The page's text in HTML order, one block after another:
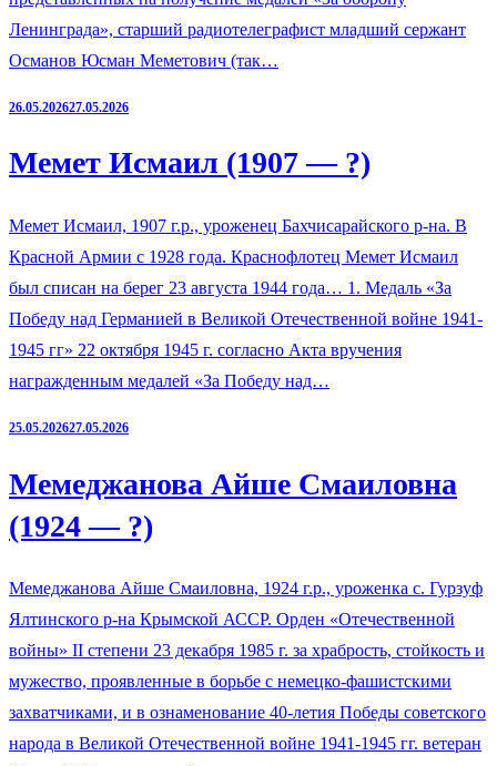
Ленинграда», старший радиотелеграфист младший сержант
Османов Юсман Меметович (так…
26.05.202627.05.2026
Мемет Исмаил (1907 — ?)
Мемет Исмаил, 1907 г.р., уроженец Бахчисарайского р-на. В
Красной Армии с 1928 года. Краснофлотец Мемет Исмаил
был списан на берег 23 августа 1944 года… 1. Медаль «За
Победу над Германией в Великой Отечественной войне 1941-
1945 гг» 22 октября 1945 г. согласно Акта вручения
награжденным медалей «За Победу над…
25.05.202627.05.2026
Мемеджанова Айше Смаиловна
(1924 — ?)
Мемеджанова Айше Смаиловна, 1924 г.р., уроженка с. Гурзуф
Ялтинского р-на Крымской АССР. Орден «Отечественной
войны» II степени 23 декабря 1985 г. за храбрость, стойкость и
мужество, проявленные в борьбе с немецко-фашистскими
захватчиками, и в ознаменование 40-летия Победы советского
народа в Великой Отечественной войне 1941-1945 гг. ветеран